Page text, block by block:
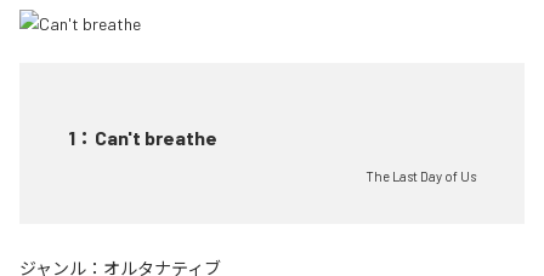
1 ： Can't breathe
The Last Day of Us
ジャンル： オルタナティブ